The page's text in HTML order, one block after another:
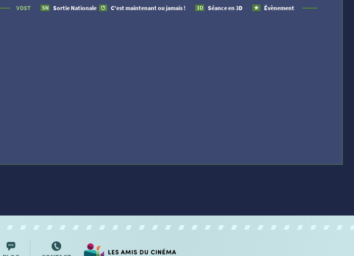
VOST SN Sortie Nationale C'est maintenant ou jamais ! 3D Séance en 3D Évènement